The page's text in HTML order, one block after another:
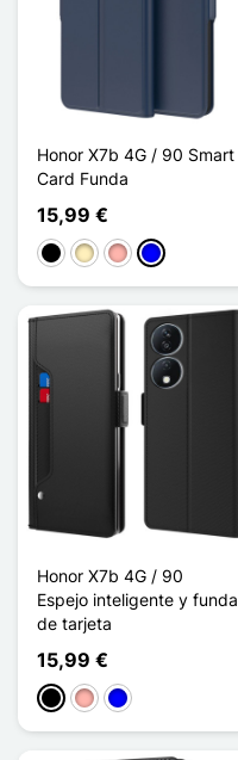
Honor X7b 4G / 90 Smart
Card Funda
15,99 €
NegroOro Oro rosa
Azul
Honor X7b 4G / 90
Espejo inteligente y funda
de tarjeta
15,99 €
NegroOro rosa
Azul